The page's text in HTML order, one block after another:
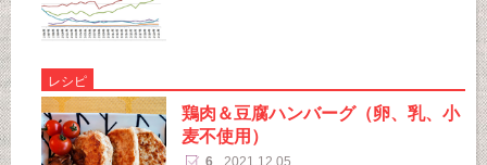
レシピ
鶏肉＆豆腐ハンバーグ（卵、乳、小
麦不使用）
6 2021.12.05